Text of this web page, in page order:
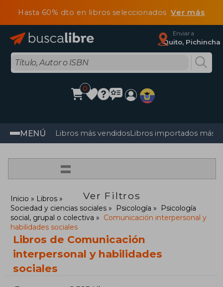
Hasta 60% dto en libros seleccionadosVer más
Enviar a
Quito, Pichincha
0
MENÚ Libros más vendidosLibros importados más
=
Ver Filtros
Inicio
Libros
Sociedad y ciencias sociales
Psicología
Psicología
social, grupal o colectiva
Comunicación interpersonal y
habilidades sociales
Libros de Comunicación
interpersonal y habilidades
sociales